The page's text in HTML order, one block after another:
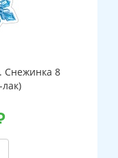
Снежинка 8